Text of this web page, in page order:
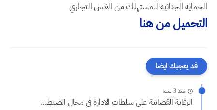
الحماية الجنائية للمستهلك من الغش التجاري
التحميل من هنا
قد يعجبك ايضا
منذ 3 سنة
الرقابة القضائية على سلطات الادارة في مجال الضبط...